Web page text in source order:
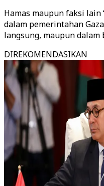
Hamas maupun faksi
dalam pemerintahan
langsung, maupun dalam
DIREKOMENDASIKAN